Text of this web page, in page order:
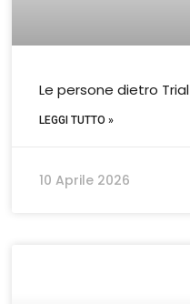
Le persone dietro Trial
LEGGI TUTTO »
10 Aprile 2026